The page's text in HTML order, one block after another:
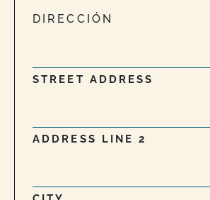
DIRECCIÓN
STREET ADDRESS
ADDRESS LINE 2